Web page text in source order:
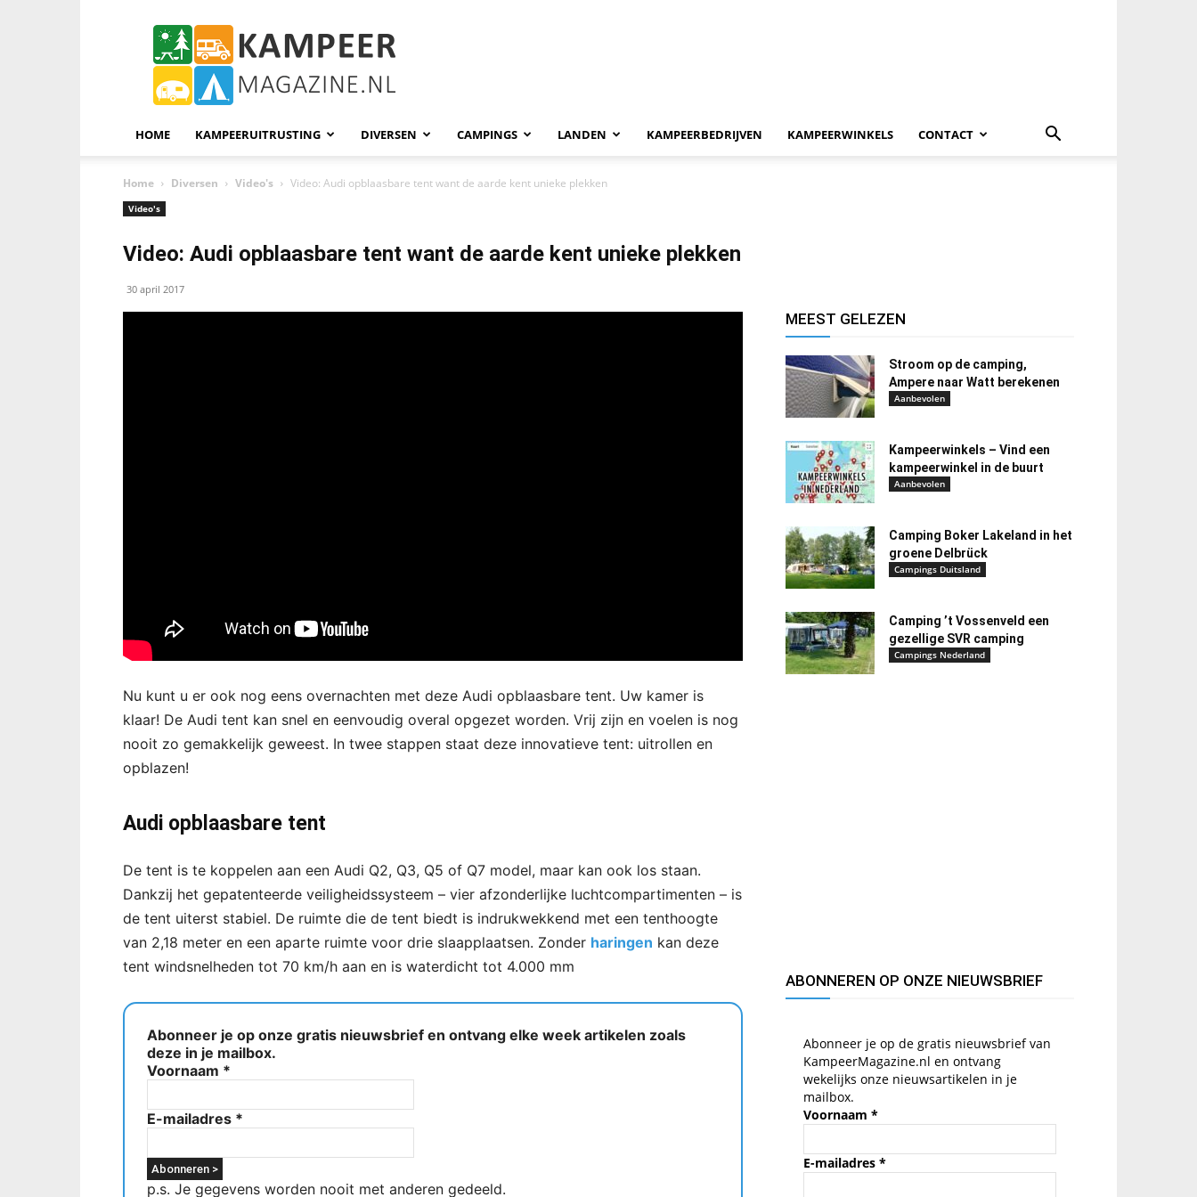
KampeerMagazine
HOME KAMPEERUITRUSTING DIVERSEN CAMPINGS LANDEN KAMPEERBEDRIJVEN KAMPEERWINKELS CONTACT
Home Diversen Video's Video: Audi opblaasbare tent want de aarde kent unieke plekken
Video's
Video: Audi opblaasbare tent want de aarde kent unieke plekken
30 april 2017
Nu kunt u er ook nog eens overnachten met deze Audi opblaasbare tent. Uw kamer is
klaar! De Audi tent kan snel en eenvoudig overal opgezet worden. Vrij zijn en voelen is nog
nooit zo gemakkelijk geweest. In twee stappen staat deze innovatieve tent: uitrollen en
opblazen!
Audi opblaasbare tent
De tent is te koppelen aan een Audi Q2, Q3, Q5 of Q7 model, maar kan ook los staan.
Dankzij het gepatenteerde veiligheidssysteem – vier afzonderlijke luchtcompartimenten – is
de tent uiterst stabiel. De ruimte die de tent biedt is indrukwekkend met een tenthoogte
van 2,18 meter en een aparte ruimte voor drie slaapplaatsen. Zonder haringen kan deze
tent windsnelheden tot 70 km/h aan en is waterdicht tot 4.000 mm
Abonneer je op onze gratis nieuwsbrief en ontvang elke week artikelen zoals
deze in je mailbox.
Voornaam *
E-mailadres *
p.s. Je gegevens worden nooit met anderen gedeeld.
MEEST GELEZEN
Stroom op de camping,
Ampere naar Watt berekenen
Aanbevolen
Kampeerwinkels – Vind een
kampeerwinkel in de buurt
Aanbevolen
Camping Boker Lakeland in het
groene Delbrück
Campings Duitsland
Camping ’t Vossenveld een
gezellige SVR camping
Campings Nederland
ABONNEREN OP ONZE NIEUWSBRIEF
Abonneer je op de gratis nieuwsbrief van
KampeerMagazine.nl en ontvang
wekelijks onze nieuwsartikelen in je
mailbox.
Voornaam *
E-mailadres *